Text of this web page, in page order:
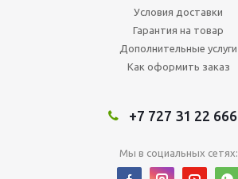
Условия доставки
Гарантия на товар
Дополнительные услуги
Как оформить заказ
+7 727 31 22 666
Мы в социальных сетях: